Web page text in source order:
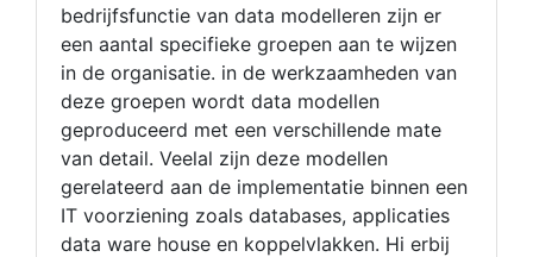
bedrijfsfunctie van data modelleren zijn er
een aantal specifieke groepen aan te wijzen
in de organisatie. in de werkzaamheden van
deze groepen wordt data modellen
geproduceerd met een verschillende mate
van detail. Veelal zijn deze modellen
gerelateerd aan de implementatie binnen een
IT voorziening zoals databases, applicaties
data ware house en koppelvlakken. Hi erbij